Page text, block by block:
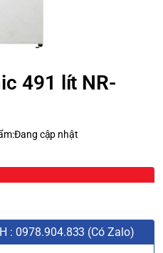
491 lít NR-
Đang cập nhật
: 0978.904.833 (Có Zalo)